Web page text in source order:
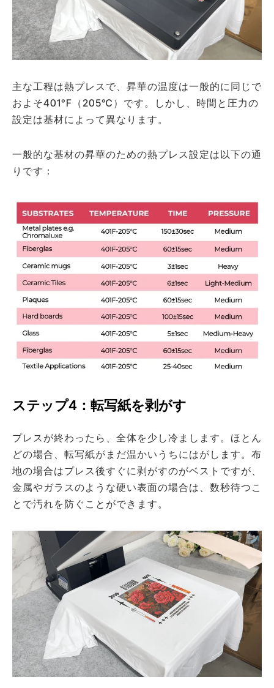
主な工程は熱プレスで、昇華の温度は一般的に同じで
およそ401°F（205℃）です。しかし、時間と圧力の
設定は基材によって異なります。
一般的な基材の昇華のための熱プレス設定は以下の通
りです：
ステップ4：転写紙を剥がす
プレスが終わったら、全体を少し冷まします。ほとん
どの場合、転写紙がまだ温かいうちにはがします。布
地の場合はプレス後すぐに剥がすのがベストですが、
金属やガラスのような硬い表面の場合は、数秒待つこ
とで汚れを防ぐことができます。